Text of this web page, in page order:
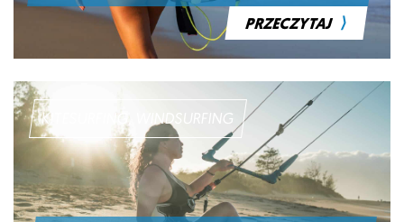
PRZECZYTAJ ⟩
KITESURFING, WINDSURFING